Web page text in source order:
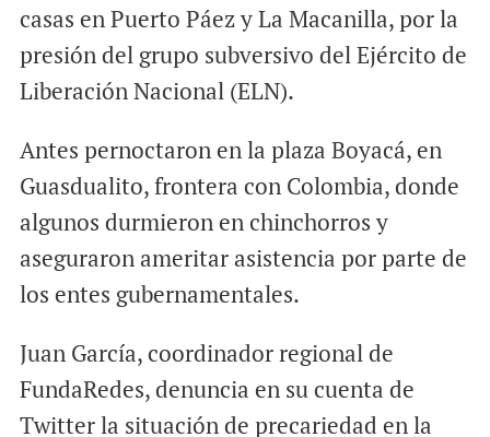
casas en Puerto Páez y La Macanilla, por la
presión del grupo subversivo del Ejército de
Liberación Nacional (ELN).
Antes pernoctaron en la plaza Boyacá, en
Guasdualito, frontera con Colombia, donde
algunos durmieron en chinchorros y
aseguraron ameritar asistencia por parte de
los entes gubernamentales.
Juan García, coordinador regional de
FundaRedes, denuncia en su cuenta de
Twitter la situación de precariedad en la